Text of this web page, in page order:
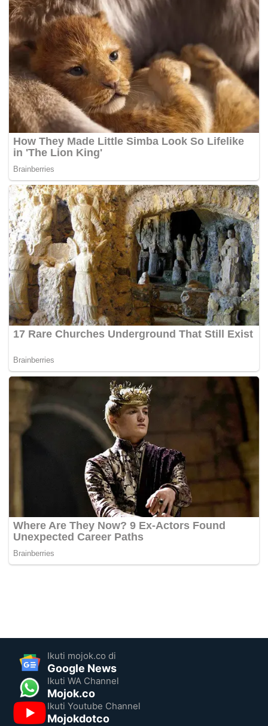
Ikuti mojok.co di
Google News
Ikuti WA Channel
Mojok.co
Ikuti Youtube Channel
Mojokdotco